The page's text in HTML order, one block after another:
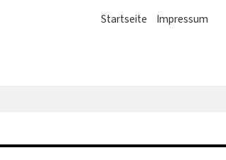
Startseite Impressum